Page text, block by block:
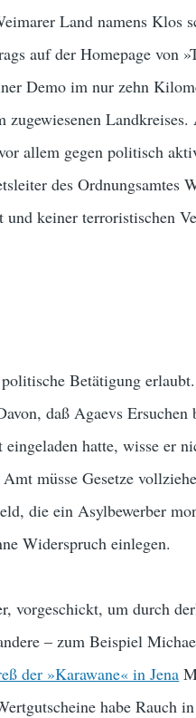
Land namens Klos
auf der Homepage von
Demo im nur zehn
zugewiesenen
allem gegen politisch
des Ordnungsamtes
keiner terroristischen
Betätigung
daß Agaevs Ersuchen
hatte, wisse er
müsse Gesetze
die ein Asylbewerber
Widerspruch einlegen.
vorgeschickt, um durch
– zum Beispiel
der »Karawane« in Jena
habe Rauch in